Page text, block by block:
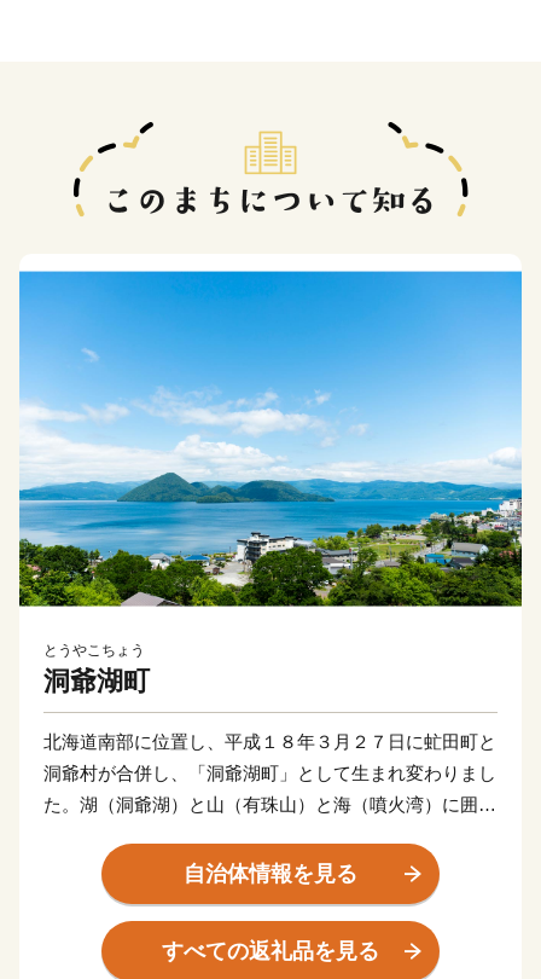
とうやこちょう
洞爺湖町
北海道南部に位置し、平成１８年３月２７日に虻田町と
洞爺村が合併し、「洞爺湖町」として生まれ変わりまし
た。湖（洞爺湖）と山（有珠山）と海（噴火湾）に囲ま
よく観光景観に恵まれていることから北海道有数の観光
地となっています。
★ABCテレビのニュース情報番組「news おかえり」
自治体情報を見る
すべての返礼品を見る